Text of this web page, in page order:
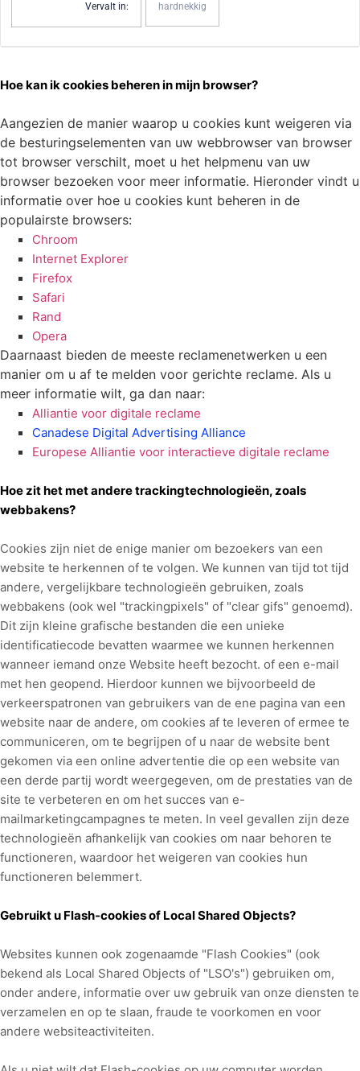
Vervalt in: hardnekkig
Hoe kan ik cookies beheren in mijn browser?
Aangezien de manier waarop u cookies kunt weigeren via
de besturingselementen van uw webbrowser van browser
tot browser verschilt, moet u het helpmenu van uw
browser bezoeken voor meer informatie. Hieronder vindt u
informatie over hoe u cookies kunt beheren in de
populairste browsers:
Chroom
Internet Explorer
Firefox
Safari
Rand
Opera
Daarnaast bieden de meeste reclamenetwerken u een
manier om u af te melden voor gerichte reclame. Als u
meer informatie wilt, ga dan naar:
Alliantie voor digitale reclame
Canadese Digital Advertising Alliance
Europese Alliantie voor interactieve digitale reclame
Hoe zit het met andere trackingtechnologieën, zoals
webbakens?
Cookies zijn niet de enige manier om bezoekers van een
website te herkennen of te volgen. We kunnen van tijd tot tijd
andere, vergelijkbare technologieën gebruiken, zoals
webbakens (ook wel "trackingpixels" of "clear gifs" genoemd).
Dit zijn kleine grafische bestanden die een unieke
identificatiecode bevatten waarmee we kunnen herkennen
wanneer iemand onze Website heeft bezocht. of een e-mail
met hen geopend. Hierdoor kunnen we bijvoorbeeld de
verkeerspatronen van gebruikers van de ene pagina van een
website naar de andere, om cookies af te leveren of ermee te
communiceren, om te begrijpen of u naar de website bent
gekomen via een online advertentie die op een website van
een derde partij wordt weergegeven, om de prestaties van de
site te verbeteren en om het succes van e-
mailmarketingcampagnes te meten. In veel gevallen zijn deze
technologieën afhankelijk van cookies om naar behoren te
functioneren, waardoor het weigeren van cookies hun
functioneren belemmert.
Gebruikt u Flash-cookies of Local Shared Objects?
Websites kunnen ook zogenaamde "Flash Cookies" (ook
bekend als Local Shared Objects of "LSO's") gebruiken om,
onder andere, informatie over uw gebruik van onze diensten te
verzamelen en op te slaan, fraude te voorkomen en voor
andere websiteactiviteiten.